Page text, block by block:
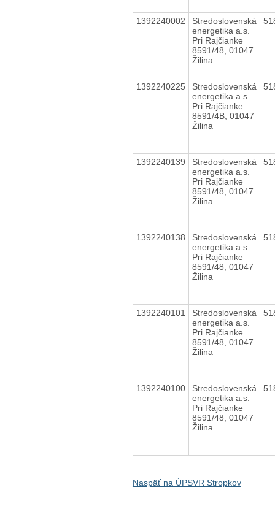
1392240002
Stredoslovenská
energetika a.s.
Pri Rajčianke
8591/48, 01047
Žilina
1392240225
Stredoslovenská
energetika a.s.
Pri Rajčianke
8591/4B, 01047
Žilina
1392240139
Stredoslovenská
energetika a.s.
Pri Rajčianke
8591/48, 01047
Žilina
1392240138
Stredoslovenská
energetika a.s.
Pri Rajčianke
8591/48, 01047
Žilina
1392240101
Stredoslovenská
energetika a.s.
Pri Rajčianke
8591/48, 01047
Žilina
1392240100
Stredoslovenská
energetika a.s.
Pri Rajčianke
8591/48, 01047
Žilina
Naspäť na ÚPSVR Stropkov